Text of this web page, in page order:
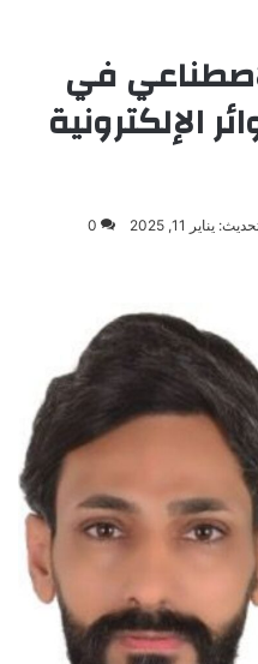
في
الإلكترونية
يناير 11, 2025 0